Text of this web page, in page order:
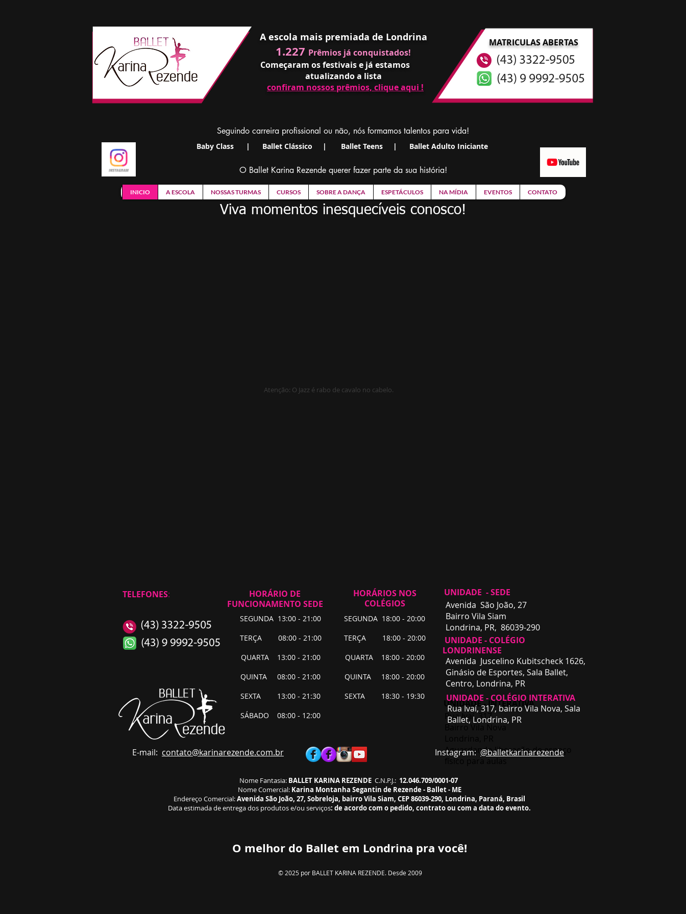
A escola mais premiada de Londrina
1.227 Prêmios já conquistados!
Começaram os festivais e já estamos
atualizando a lista
confiram nossos prêmios, clique aqui !
MATRICULAS ABERTAS
Seguindo carreira profissional ou não, nós formamos talentos para vida!
Baby Class | Ballet Clássico | Ballet Teens | Ballet Adulto Iniciante
O Ballet Karina Rezende querer fazer parte da sua história!
INICIO A ESCOLA NOSSAS TURMAS CURSOS SOBRE A DANÇA ESPETÁCULOS NA MÍDIA EVENTOS CONTATO
Viva momentos inesquecíveis conosco!
Atenção: O Jazz é rabo de cavalo no cabelo.
TELEFONES:
HORÁRIO DE
FUNCIONAMENTO SEDE
SEGUNDA 13:00 - 21:00
TERÇA 08:00 - 21:00
QUARTA 13:00 - 21:00
QUINTA 08:00 - 21:00
SEXTA 13:00 - 21:30
SÁBADO 08:00 - 12:00
HORÁRIOS NOS
COLÉGIOS
SEGUNDA 18:00 - 20:00
TERÇA 18:00 - 20:00
QUARTA 18:00 - 20:00
QUINTA 18:00 - 20:00
SEXTA 18:30 - 19:30
Avenida São João, 27
Bairro Vila Siam
Londrina, PR, 86039-290
UNIDADE - SEDE
UNIDADE - INTERATIVA
​Rua Ivaí, 317
Bairro Vila Nova
Aguardando liberação de espaço
físico para aulas
UNIDADE - COLÉGIO
LONDRINENSE
Avenida Juscelino Kubitscheck 1626,
Ginásio de Esportes, Sala Ballet,
Centro, Londrina, PR
UNIDADE - COLÉGIO INTERATIVA
Rua Ivaí, 317, bairro Vila Nova, Sala
Ballet, Londrina, PR
E-mail: contato@karinarezende.com.br Instagram: @balletkarinarezende
Nome Fantasia: BALLET KARINA REZENDE C.N.P.J.: 12.046.709/0001-07
Nome Comercial: Karina Montanha Segantin de Rezende - Ballet - ME
Endereço Comercial:Avenida São João, 27, Sobreloja, bairro Vila Siam, CEP 86039-290, Londrina, Paraná, Brasil
Data estimada de entrega dos produtos e/ou serviços: de acordo com o pedido, contrato ou com a data do evento.
O melhor do Ballet em Londrina pra você!
© 2025 por BALLET KARINA REZENDE. Desde 2009